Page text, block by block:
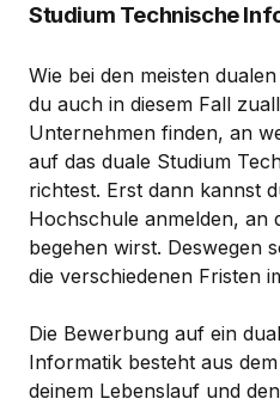
Studium Technische
Wie bei den meisten
du auch in diesem Fall
Unternehmen finden, an
auf das duale Studium
richtest. Erst dann kannst
Hochschule anmelden, an
begehen wirst. Deswegen
die verschiedenen Fristen
Die Bewerbung auf ein
Informatik besteht aus
deinem Lebenslauf und